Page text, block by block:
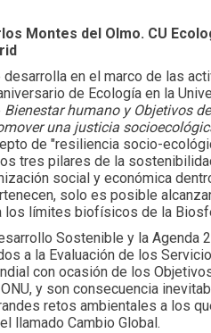
Montes del Olmo. CU
desarrolla en el marco de las
de Ecología en la
Bienestar humano y Objetivos
una justicia
de "resiliencia socio-
tres pilares de la
social y económica
solo es posible
los límites biofísicos de la
Sostenible y la Agenda
a la Evaluación de los
con ocasión de los
y son consecuencia
retos ambientales a los
llamado Cambio Global.